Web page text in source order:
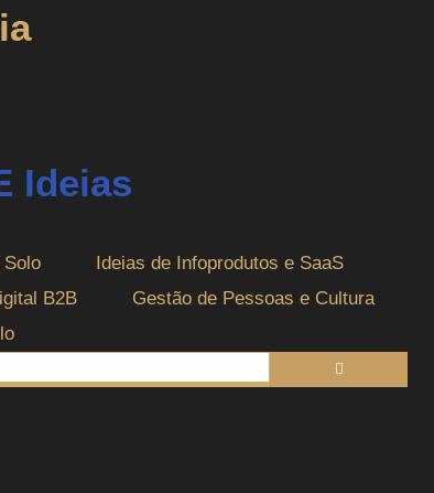
Ideias
Ideias de Infoprodutos e SaaS
B2B
Gestão de Pessoas e Cultura